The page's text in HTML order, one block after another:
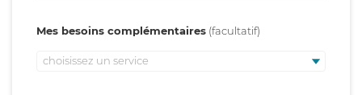
Mes besoins complémentaires
choisissez un service